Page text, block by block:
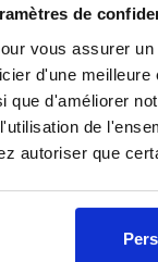
de
vous assurer
d'une
que d'améliorer
de
autoriser que
détergents